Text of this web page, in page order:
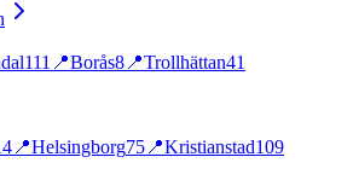
111 📍Borås8 📍Trollhättan41
📍Helsingborg75 📍Kristianstad109